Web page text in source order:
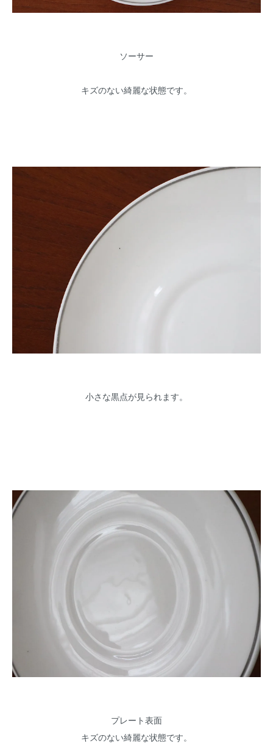
ソーサー
キズのない綺麗な状態です。
小さな黒点が見られます。
プレート表面
キズのない綺麗な状態です。